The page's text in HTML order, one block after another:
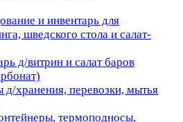
и инвентарь для
шведского стола и салат-
д/витрин и салат баров
д/хранения, перевозки, мытья
термоподносы,